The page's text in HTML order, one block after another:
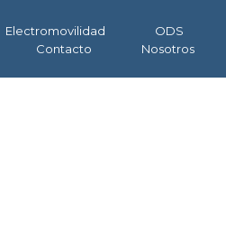
Electromovilidad
ODS
Contacto
Nosotros